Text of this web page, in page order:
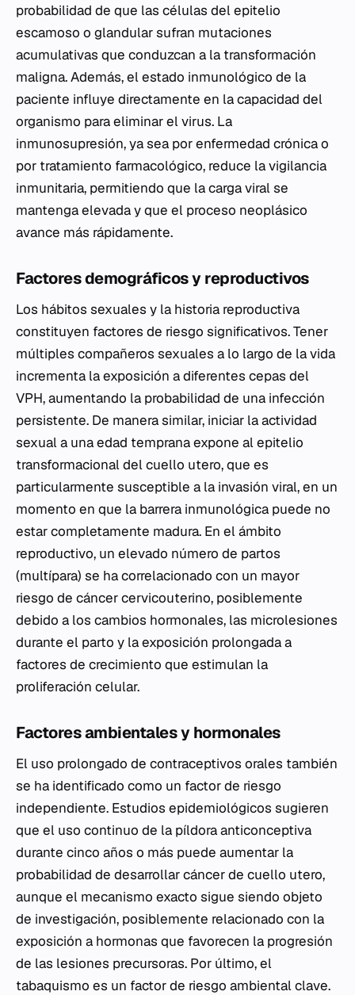
probabilidad de que las células del epitelio
escamoso o glandular sufran mutaciones
acumulativas que conduzcan a la transformación
maligna. Además, el estado inmunológico de la
paciente influye directamente en la capacidad del
organismo para eliminar el virus. La
inmunosupresión, ya sea por enfermedad crónica o
por tratamiento farmacológico, reduce la vigilancia
inmunitaria, permitiendo que la carga viral se
mantenga elevada y que el proceso neoplásico
avance más rápidamente.
Factores demográficos y reproductivos
Los hábitos sexuales y la historia reproductiva
constituyen factores de riesgo significativos. Tener
múltiples compañeros sexuales a lo largo de la vida
incrementa la exposición a diferentes cepas del
VPH, aumentando la probabilidad de una infección
persistente. De manera similar, iniciar la actividad
sexual a una edad temprana expone al epitelio
transformacional del cuello utero, que es
particularmente susceptible a la invasión viral, en un
momento en que la barrera inmunológica puede no
estar completamente madura. En el ámbito
reproductivo, un elevado número de partos
(multípara) se ha correlacionado con un mayor
riesgo de cáncer cervicouterino, posiblemente
debido a los cambios hormonales, las microlesiones
durante el parto y la exposición prolongada a
factores de crecimiento que estimulan la
proliferación celular.
Factores ambientales y hormonales
El uso prolongado de contraceptivos orales también
se ha identificado como un factor de riesgo
independiente. Estudios epidemiológicos sugieren
que el uso continuo de la píldora anticonceptiva
durante cinco años o más puede aumentar la
probabilidad de desarrollar cáncer de cuello utero,
aunque el mecanismo exacto sigue siendo objeto
de investigación, posiblemente relacionado con la
exposición a hormonas que favorecen la progresión
de las lesiones precursoras. Por último, el
tabaquismo es un factor de riesgo ambiental clave.